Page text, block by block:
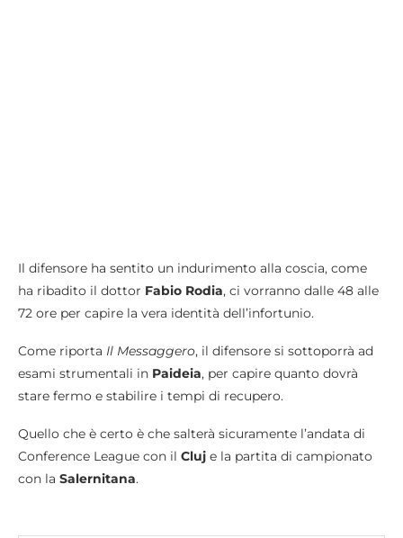
Il difensore ha sentito un indurimento alla coscia, come
ha ribadito il dottor Fabio Rodia, ci vorranno dalle 48 alle
72 ore per capire la vera identità dell’infortunio.
Come riporta Il Messaggero, il difensore si sottoporrà ad
esami strumentali in Paideia, per capire quanto dovrà
stare fermo e stabilire i tempi di recupero.
Quello che è certo è che salterà sicuramente l’andata di
Conference League con il Cluj e la partita di campionato
con la Salernitana.